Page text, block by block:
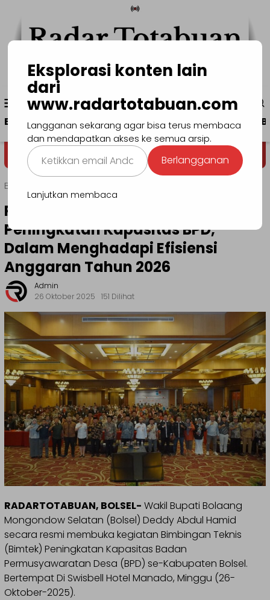
konten
Menu
Mobile
www.radartotabuan.com
Beranda Kotamobagu Bolmong Boltim
Dega' Niondon Selamat Datang di
Beranda
Pemkab Bolsel Gelar Bimtek
Peningkatan Kapasitas BPD,
Dalam Menghadapi Efisiensi
Anggaran Tahun 2026
Admin
26 Oktober 2025
151 Dilihat
RADARTOTABUAN, BOLSEL- Wakil Bupati Bolaang
Mongondow Selatan (Bolsel) Deddy Abdul Hamid
secara resmi membuka kegiatan Bimbingan Teknis
(Bimtek) Peningkatan Kapasitas Badan
Permusyawaratan Desa (BPD) se-Kabupaten Bolsel.
Bertempat Di Swisbell Hotel Manado, Minggu (26-
Oktober-2025).
Eksplorasi konten lain
dari
www.radartotabuan.com
Langganan sekarang agar bisa terus membaca
dan mendapatkan akses ke semua arsip.
Ketikkan
email
Anda...
Berlangganan
Lanjutkan membaca